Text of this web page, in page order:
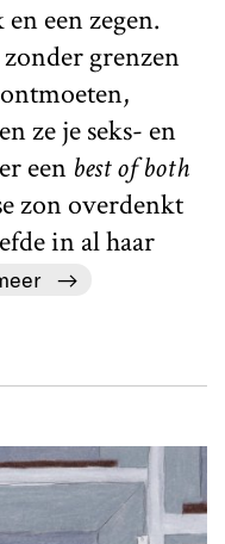
een zegen.
grenzen
ze je seks- en
een best of both
zon overdenkt
in al haar